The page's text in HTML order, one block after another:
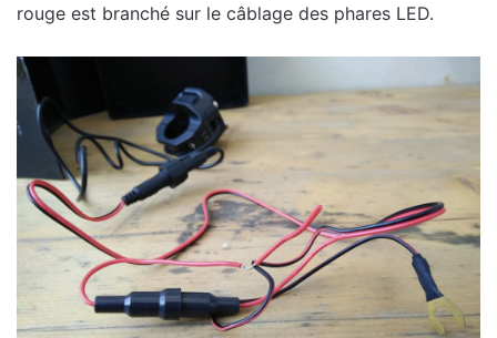
rouge est branché sur le câblage des phares LED.